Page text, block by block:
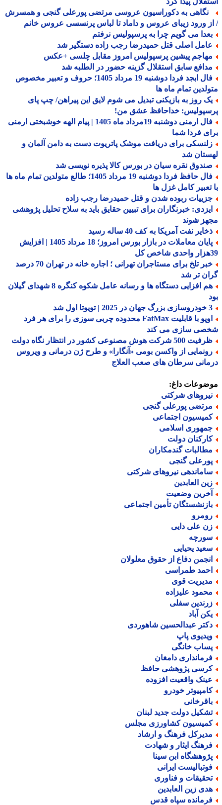
به دکوراسیون عروسی مرتضی پورعلی گنجی و همسرش
ورود زیبای عروس و داماد تا لباس پرنسسی عروس خانم
می گویم چرا به پرسپولیس نرفتم
اصلی قتل حمیدرضا رجب زاده دستگیر شد
پیشین پرسپولیس امروز مقابل چلسی +عکس
سابق استقلال گزینه حضور در الطلبه شد
فال ابجد فردا دوشنبه 19 مرداد 1405؛ حروف و تعبیر مخصوص
تمام ماه ها
روز به بازیکنی تبدیل می شوم لایق این پیراهن/ چپ پای
خداحافظ عشق من!
فال ارمنی دوشنبه 19مرداد ماه 1405 | پیام الهه خوشبختی ارمنی
فردا شما
برای دریافت موشک پاتریوت دست به دامن آلمان و
شد
نقره سیان در بورس کالا پذیره نویسی شد
فال حافظ فردا دوشنبه 19 مرداد 1405؛ طالع متولدین تمام ماه ها
کامل غزل ها
ربوده شدن و قتل حمیدرضا رجب زاده
خبرنگاران برای تبیین حقایق باید به سلاح تحلیل پژوهشی
شوند
نفت آمریکا به کف 40 ساله رسید
پایان معاملات در بازار بورس امروز؛ 18 مرداد 1405 | افزایش
خبر تلخ برای مستاجران تهرانی ؛ اجاره خانه در تهران 70 درصد
تر شد
هم افزایی دستگاه ها و رسانه عامل شکوه کنگره 8 شهدای گیلان
اوپو با قابلیت FatMax محدوده چربی سوزی را برای هر فرد
سازی می کند
شرکت هوش مصنوعی کشور در انتظار نگاه دولت
از واکسن بومی «آنگارا» و طرح ژن درمانی و ویروس
سرطان های صعب العلاج
داغ:
شرکتی
پورعلی گنجی
اجتماعی
اسلامی
دولت
گندمکاران
گنجی
نیروهای شرکتی
العابدین
وضعیت
تأمین اجتماعی
علی دایی
یحیایی
دفاع از حقوق معلولان
طمراسی
قوی
علیزاده
سفلی
آباد
عبدالحسین شاهوردی
پاپ
خانگی
دامغان
پژوهشی حافظ
واقعیت افزوده
خودرو
دولت جدید لبنان
کشاورزی مجلس
فرهنگ و ارشاد
ایثار و شهادت
ابن سینا
ایرانی
و فناوری
زین العابدین
سپاه قدس